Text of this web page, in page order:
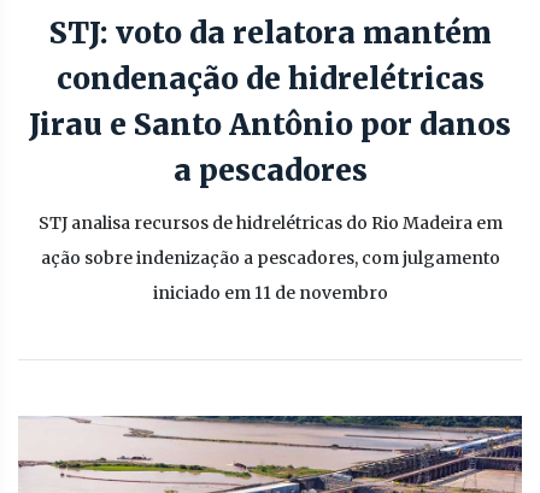
STJ: voto da relatora mantém
condenação de hidrelétricas
Jirau e Santo Antônio por danos
a pescadores
STJ analisa recursos de hidrelétricas do Rio Madeira em
ação sobre indenização a pescadores, com julgamento
iniciado em 11 de novembro